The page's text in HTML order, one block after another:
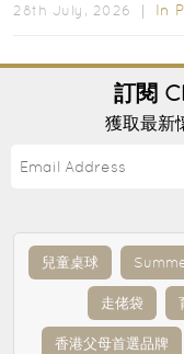
28th July, 2026 ｜ In
訂閱
獲取最新
兒童桌球
走佬袋
香港父母首選品牌